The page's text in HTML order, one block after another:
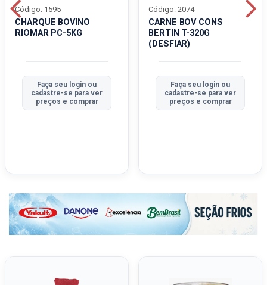
CHARQUE BOVINO
RIOMAR PC-5KG
Código: 1595
Faça seu login ou
cadastre-se para ver
preços e comprar
CARNE BOV CONS
BERTIN T-320G
(DESFIAR)
Código: 2074
Faça seu login ou
cadastre-se para ver
preços e comprar